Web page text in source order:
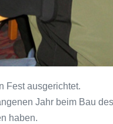
Fest ausgerichtet.
Jahr beim Bau
haben.